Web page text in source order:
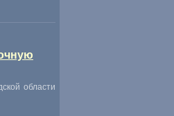
области